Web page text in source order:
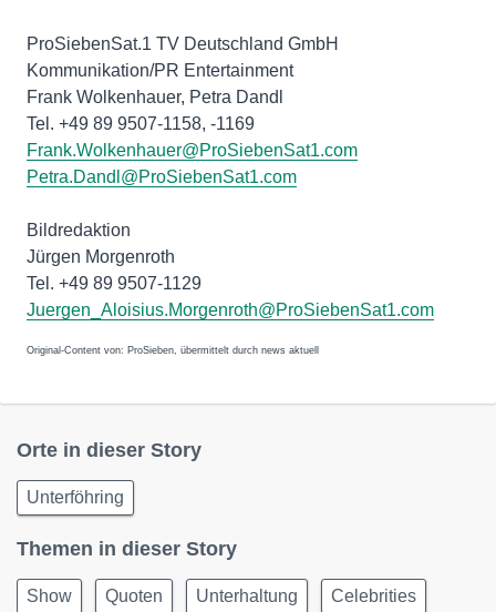
ProSiebenSat.1 TV Deutschland GmbH
Kommunikation/PR Entertainment
Frank Wolkenhauer, Petra Dandl
Frank.Wolkenhauer@ProSiebenSat1.com
Petra.Dandl@ProSiebenSat1.com
Bildredaktion
Jürgen Morgenroth
Juergen_Aloisius.Morgenroth@ProSiebenSat1.com
Original-Content von: ProSieben, übermittelt durch news aktuell
Orte in dieser Story
Unterföhring
Themen in dieser Story
Show Quoten Unterhaltung Celebrities